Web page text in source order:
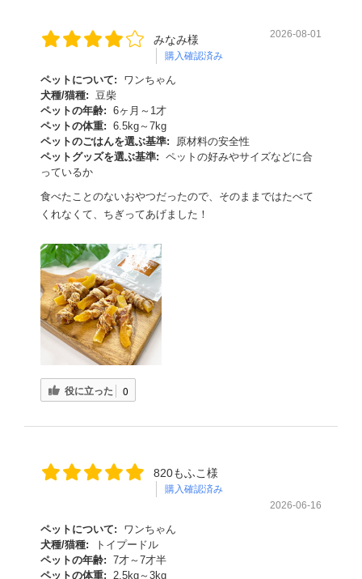
みなみ様
購入確認済み
2026-08-01
ペットについて:
ワンちゃん
犬種/猫種: 豆柴
ペットの年齢: 6ヶ月～1才
ペットの体重: 6.5kg～7kg
ペットのごはんを選ぶ基準:
原材料の安全性
ペットグッズを選ぶ基準: ペットの好みやサイズなどに合
っているか
食べたことのないおやつだったので、そのままではたべて
くれなくて、ちぎってあげました！
役に立った 0
820もふこ様
購入確認済み
2026-06-16
ペットについて:
ワンちゃん
犬種/猫種:
トイプードル
ペットの年齢: 7才～7才半
ペットの体重: 2.5kg～3kg